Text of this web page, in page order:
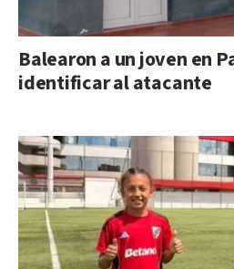
Balearon a un joven en
identificar al atacante